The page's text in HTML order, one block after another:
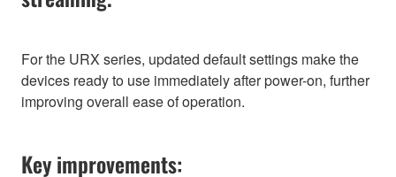
For the URX series, updated default settings make the
devices ready to use immediately after power-on, further
improving overall ease of operation.
Key improvements: